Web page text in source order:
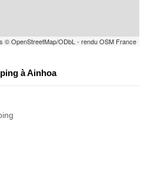
© OpenStreetMap/ODbL - rendu OSM France
à Ainhoa